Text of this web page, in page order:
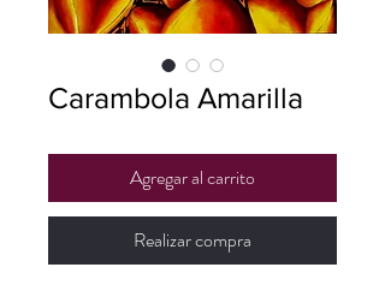
Carambola Amarilla
Agregar al carrito
Realizar compra